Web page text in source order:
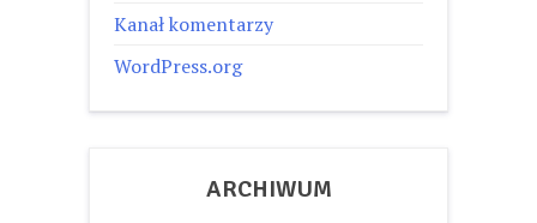
Kanał komentarzy
WordPress.org
ARCHIWUM